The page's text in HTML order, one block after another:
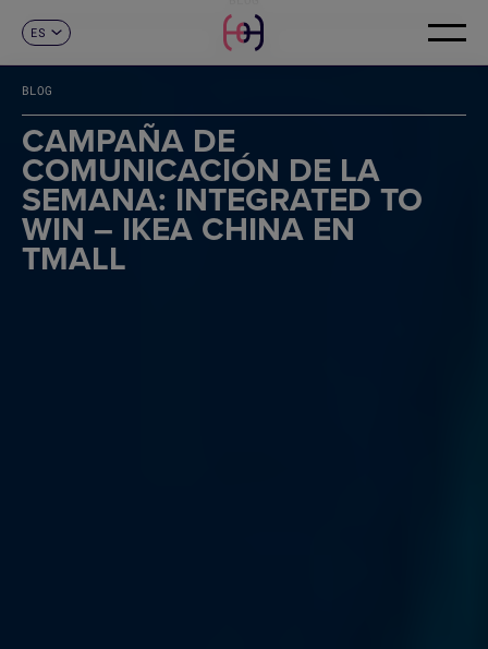
ES
FR
DE
IT
PT
CONTACTO
BLOG
CAMPAÑA DE
COMUNICACIÓN DE LA
SEMANA: INTEGRATED TO
WIN – IKEA CHINA EN
TMALL